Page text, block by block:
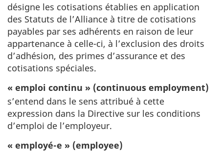
désigne les cotisations établies en application
des Statuts de l’Alliance à titre de cotisations
payables par ses adhérents en raison de leur
appartenance à celle-ci, à l’exclusion des droits
d’adhésion, des primes d’assurance et des
cotisations spéciales.
« emploi continu » (continuous employment)
s’entend dans le sens attribué à cette
expression dans la Directive sur les conditions
d’emploi de l’employeur.
« employé-e » (employee)